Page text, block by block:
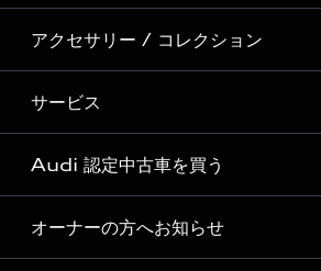
Audi Sport
Formula 1®
デジタルサービス
新車在庫検索
試乗車・展示車検索
見積り依頼
試乗予約
モデル一覧
特別仕様モデル / 限定モデル
e-tronラインアップ
価格シミュレーション
車両比較
アクセサリー / コレクション
純正アクセサリー
オンラインショップ
Audi collection
アウディナビアプリ
サービス
サービス入庫予約
サービスプログラム
メンテナンス
Audi 認定中古車を買う
Audi認定中古車
オーナーの方へお知らせ